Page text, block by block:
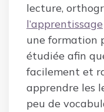
lecture,
l’apprentissage
une formation
étudiée afin
facilement et
apprendre les
peu de